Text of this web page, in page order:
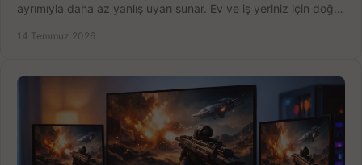
ayrımıyla daha az yanlış uyarı sunar. Ev ve iş yeriniz için doğru
14 Temmuz 2026